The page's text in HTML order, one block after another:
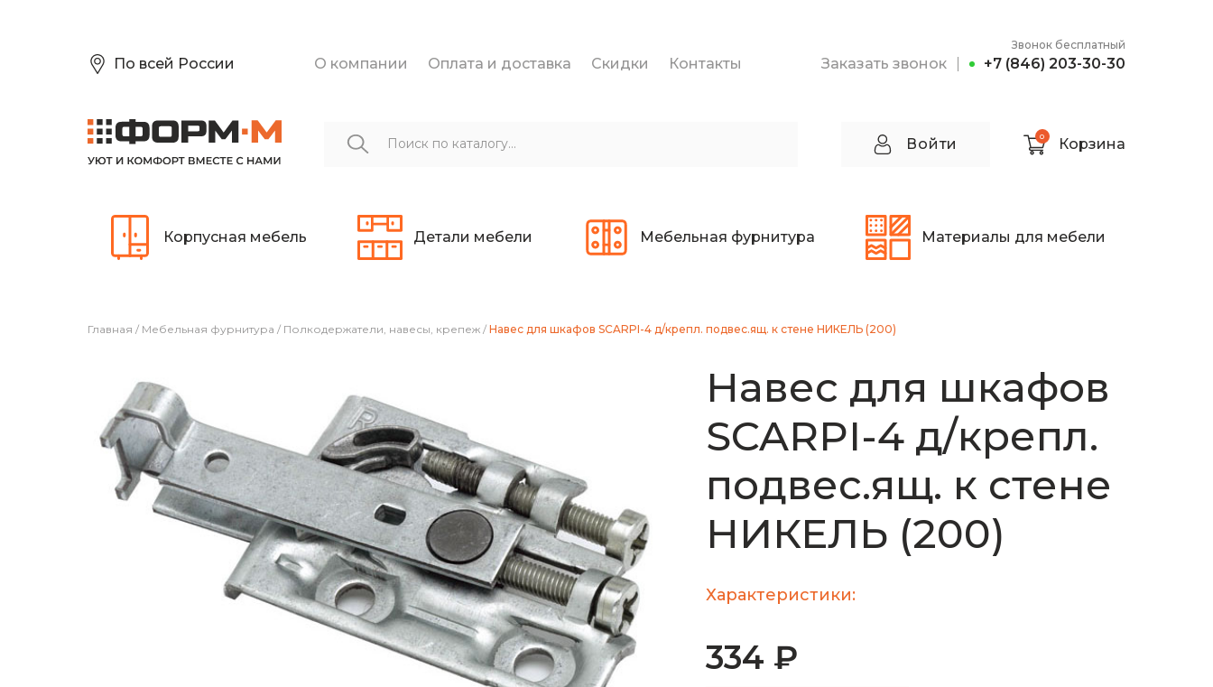
По всей России О компании Оплата и доставка Скидки Контакты Заказать звонок
Звонок бесплатный
+7 (846) 203-30-30
Войти 0 Корзина
Корпусная мебель Детали мебели Мебельная фурнитура Материалы для мебели
Главная / Мебельная фурнитура / Полкодержатели, навесы, крепеж / Навес для шкафов SCARPI-4 д/крепл. подвес.ящ. к стене НИКЕЛЬ (200)
Навес для шкафов
SCARPI-4 д/крепл.
подвес.ящ. к стене
НИКЕЛЬ (200)
Характеристики:
334 ₽